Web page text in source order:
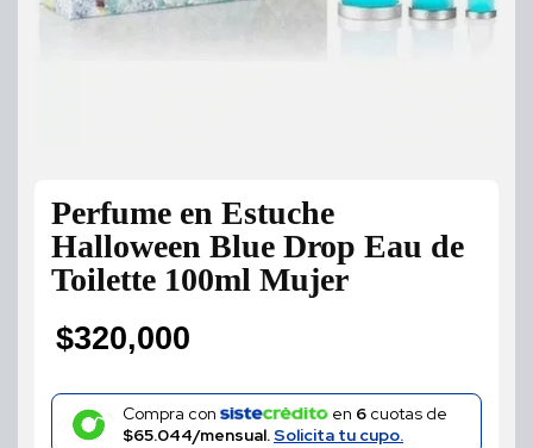
Perfume en Estuche
Halloween Blue Drop Eau de
Toilette 100ml Mujer
$320,000
Compra con en 6cuotas de
$65.044/mensual.Solicita tu cupo.